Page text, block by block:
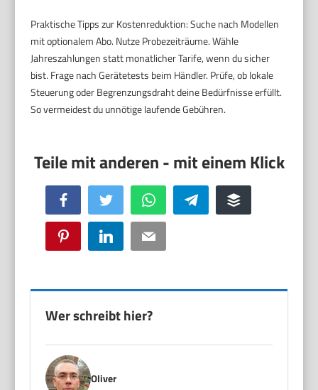
Praktische Tipps zur Kostenreduktion: Suche nach Modellen
mit optionalem Abo. Nutze Probezeiträume. Wähle
Jahreszahlungen statt monatlicher Tarife, wenn du sicher
bist. Frage nach Gerätetests beim Händler. Prüfe, ob lokale
Steuerung oder Begrenzungsdraht deine Bedürfnisse erfüllt.
So vermeidest du unnötige laufende Gebühren.
Facebook Twitter WhatsApp Telegram Buffer
Pinterest LinkedIn Email
Wer schreibt hier?
Oliver